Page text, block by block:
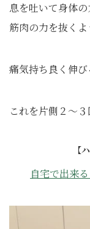
息を吐いて身体
筋肉の力を抜くよ
痛気持ち良く伸び
これを片側２～３
【
自宅で出来